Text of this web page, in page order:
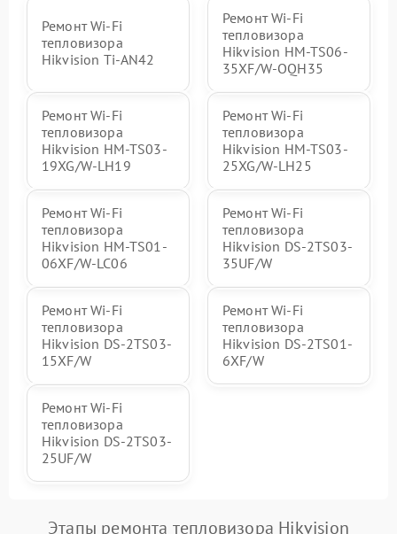
Ремонт Wi-Fi
тепловизора
Hikvision Ti-AN42
Ремонт Wi-Fi
тепловизора
Hikvision HM-TS06-
35XF/W-OQH35
Ремонт Wi-Fi
тепловизора
Hikvision HM-TS03-
19XG/W-LH19
Ремонт Wi-Fi
тепловизора
Hikvision HM-TS03-
25XG/W-LH25
Ремонт Wi-Fi
тепловизора
Hikvision HM-TS01-
06XF/W-LC06
Ремонт Wi-Fi
тепловизора
Hikvision DS-2TS03-
35UF/W
Ремонт Wi-Fi
тепловизора
Hikvision DS-2TS03-
15XF/W
Ремонт Wi-Fi
тепловизора
Hikvision DS-2TS01-
6XF/W
Ремонт Wi-Fi
тепловизора
Hikvision DS-2TS03-
25UF/W
Этапы ремонта тепловизора Hikvision